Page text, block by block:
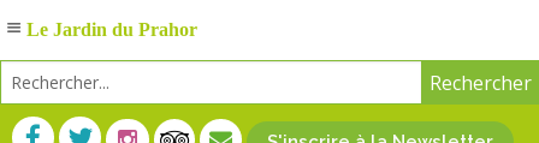
Le Jardin du Prahor